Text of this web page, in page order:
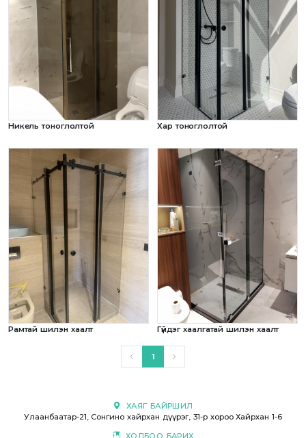
Никель тоноглолтой Хар тоноглолтой
Рамтай шилэн хаалт Гүйдэг хаалгатай шилэн хаалт
1
ХАЯГ БАЙРШИЛ
Улаанбаатар-21, Сонгино хайрхан дүүрэг, 31-р хороо Хайрхан 1-6
ХОЛБОО БАРИХ